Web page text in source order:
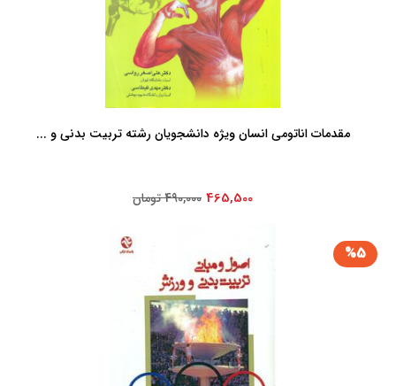
مقدمات اناتومی انسان ویژه دانشجویان رشته تربیت بدنی و ...
465,500 490,000 تومان
%5